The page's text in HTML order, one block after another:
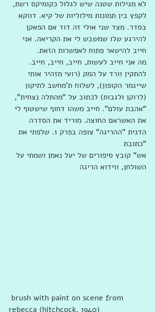
לא מגילות שטנה שיש לגלול כקומיקס רשת,
לקפץ בין תמונות מילוליות של קיא. דווקא
בסדר. מצד שני אולי זה דוד אם הפאקן
להירגע שלו שמשבש לי את הקריאה. אני
חייב להישאר פתוח לאפשרות הזאת.
מה אני חייב לעשות, חייב, חייב, חייב.
להתקין וורד על המק (רועי מזהיר אותי
שייגמר הקופון), לשלוח ת'מחשב לתיקון
(לרוקן ולגבות) לכתוב על "מהתלה נצחית",
"אהבת עולם". חייב משהו דחוף שישטוף לי
את האשראם החוצה. מוריד את הסדרה
הדנית "ההריגה" צופה בפרק 1. שלפתי את
"כתובת
אש" קובץ סיפורים של יעל נאמן ושמתי על
השולחן, ווידוא הריגה
rebecca (hitchcock, 1940)